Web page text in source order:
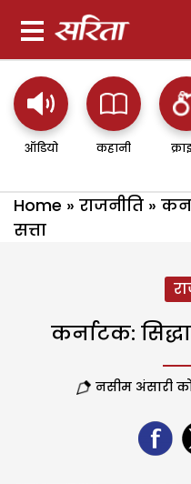
ऑडियो कहानी
Home » राजनीति »
सत्ता
कर्नाटक:
नसीम अंसारी